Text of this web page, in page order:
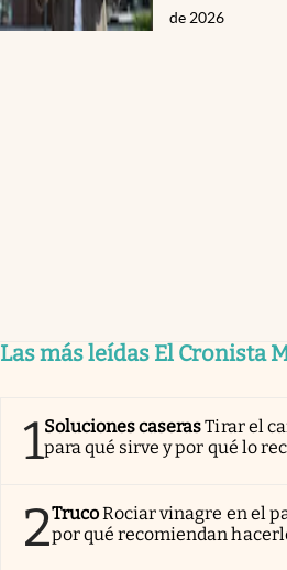
de 2026
Las más leídas El Cronista
1Soluciones caserasTirar el
para qué sirve y por qué lo
2TrucoRociar vinagre en el
por qué recomiendan